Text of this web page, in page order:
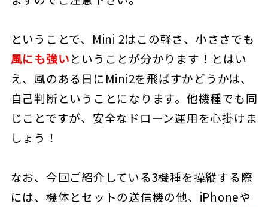
ということで、Mini 2はこの軽さ、小ささでも
風にも強いということが分かります！とはい
え、風のある日にMini2を飛ばすかどうかは、
自己判断ということになります。他機種でも同
じことですが、安全なドローン運用を心掛けま
しょう！
なお、今回ご紹介している3機種を操縦する際
には、機体とセットの送信機の他、iPhoneや